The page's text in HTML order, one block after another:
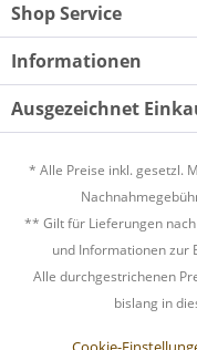
Shop Service
Informationen
Ausgezeichnet
* Alle Preise inkl. gesetzl.
** Gilt für Lieferungen
und Informationen zur
Alle durchgestrichenen
bislang in